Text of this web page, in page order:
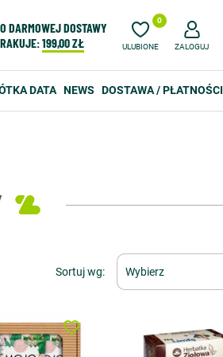
DARMOWEJ DOSTAWY
199,00 ZŁ ULUBIONE
0
ZALOGUJ
DATA NEWS DOSTAWA / PŁATNOŚCI
Sortuj wg: Wybierz
favorite_border